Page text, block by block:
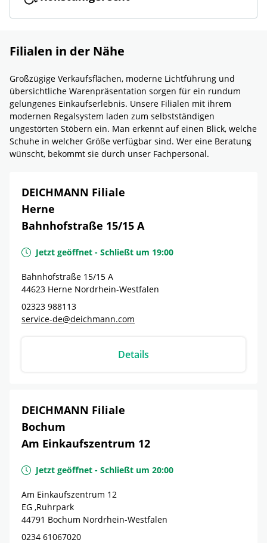
Filialen in der Nähe
Großzügige Verkaufsflächen, moderne Lichtführung und
übersichtliche Warenpräsentation sorgen für ein rundum
gelungenes Einkaufserlebnis. Unsere Filialen mit ihrem
modernen Regalsystem laden zum selbstständigen
ungestörten Stöbern ein. Man erkennt auf einen Blick, welche
Schuhe in welcher Größe verfügbar sind. Wer eine Beratung
wünscht, bekommt sie durch unser Fachpersonal.
DEICHMANN Filiale
Herne
Bahnhofstraße 15/15 A
Jetzt geöffnet - Schließt um 19:00
Bahnhofstraße 15/15 A
44623 Herne Nordrhein-Westfalen
02323 988113
service-de@deichmann.com
Details
DEICHMANN Filiale
Bochum
Am Einkaufszentrum 12
Jetzt geöffnet - Schließt um 20:00
Am Einkaufszentrum 12
EG ,Ruhrpark
44791 Bochum Nordrhein-Westfalen
0234 61067020